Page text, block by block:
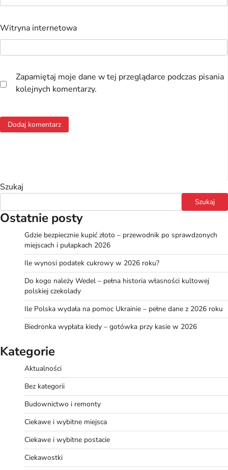
Witryna internetowa
Zapamiętaj moje dane w tej przeglądarce podczas pisania
kolejnych komentarzy.
Szukaj
Szukaj
Ostatnie posty
Gdzie bezpiecznie kupić złoto – przewodnik po sprawdzonych
miejscach i pułapkach 2026
Ile wynosi podatek cukrowy w 2026 roku?
Do kogo należy Wedel – pełna historia własności kultowej
polskiej czekolady
Ile Polska wydała na pomoc Ukrainie – pełne dane z 2026 roku
Biedronka wypłata kiedy – gotówka przy kasie w 2026
Kategorie
Aktualności
Bez kategorii
Budownictwo i remonty
Ciekawe i wybitne miejsca
Ciekawe i wybitne postacie
Ciekawostki